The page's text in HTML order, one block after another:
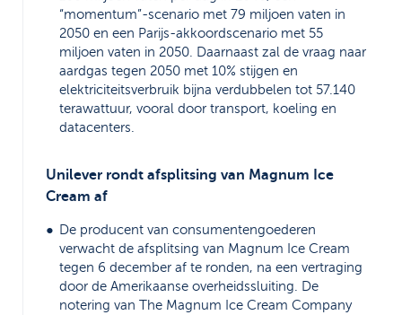
“momentum”-scenario met 79 miljoen vaten in
2050 en een Parijs-akkoordscenario met 55
miljoen vaten in 2050. Daarnaast zal de vraag naar
aardgas tegen 2050 met 10% stijgen en
elektriciteitsverbruik bijna verdubbelen tot 57.140
terawattuur, vooral door transport, koeling en
datacenters.
Unilever rondt afsplitsing van Magnum Ice
Cream af
De producent van consumentengoederen
verwacht de afsplitsing van Magnum Ice Cream
tegen 6 december af te ronden, na een vertraging
door de Amerikaanse overheidssluiting. De
notering van The Magnum Ice Cream Company